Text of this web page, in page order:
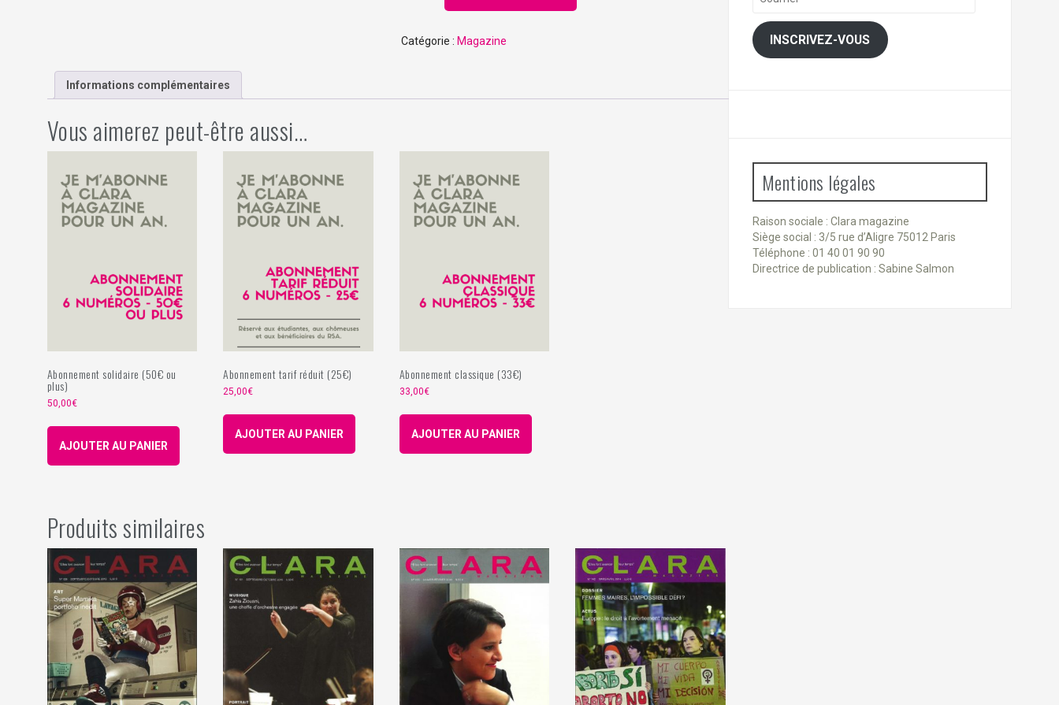
-
Catégorie : Magazine
Informations complémentaires
Vous aimerez peut-être aussi…
Abonnement solidaire (50€ ou
plus)
50,00€
AJOUTER AU PANIER
Abonnement tarif réduit (25€)
25,00€
AJOUTER AU PANIER
Abonnement classique (33€)
33,00€
AJOUTER AU PANIER
Produits similaires
INSCRIVEZ-VOUS
Mentions légales
Raison sociale : Clara magazine
Siège social : 3/5 rue d’Aligre 75012 Paris
Téléphone : 01 40 01 90 90
Directrice de publication : Sabine Salmon